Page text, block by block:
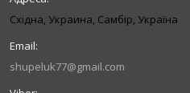
Східна, Украина, Самбір, Україна
shupeluk77@gmail.com